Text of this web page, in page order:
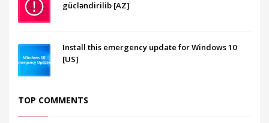
gücləndirilib [AZ]
Install this emergency update for Windows 10
[US]
TOP COMMENTS